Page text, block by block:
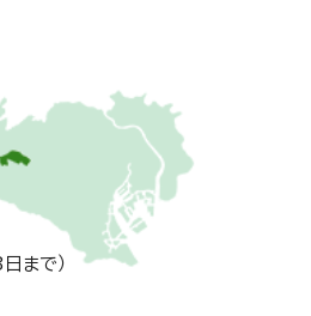
まで）